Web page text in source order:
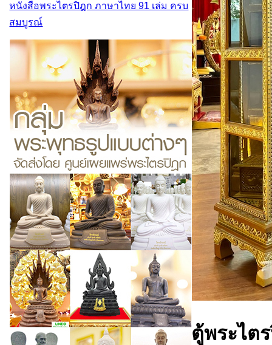
หนังสือพระไตรปิฎก ภาษาไทย 91 เล่ม ครบ
สมบูรณ์
ตู้พระไต